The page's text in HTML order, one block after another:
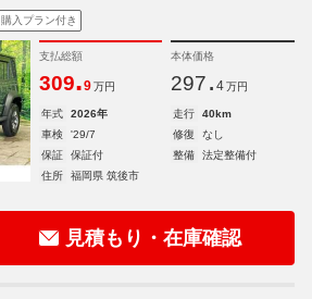
購入プラン付き
支払総額
309.9 万円
本体価格
297. 4 万円
年式 2026年 走行
40km
車検
'29/7 修復
なし
保証
保証付 整備
法定整備付
住所
福岡県 筑後市
見積もり・在庫確認